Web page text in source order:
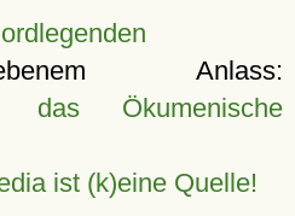
Anlass:
das Ökumenische
ist (k)eine Quelle!